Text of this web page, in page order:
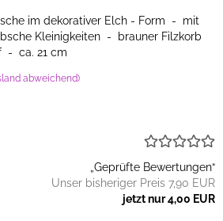
im dekorativer Elch - Form - mit
Kleinigkeiten - brauner Filzkorb
- ca. 21 cm
abweichend)
„Geprüfte Bewertungen“
Unser bisheriger Preis 7,90 EUR
jetzt nur 4,00 EUR